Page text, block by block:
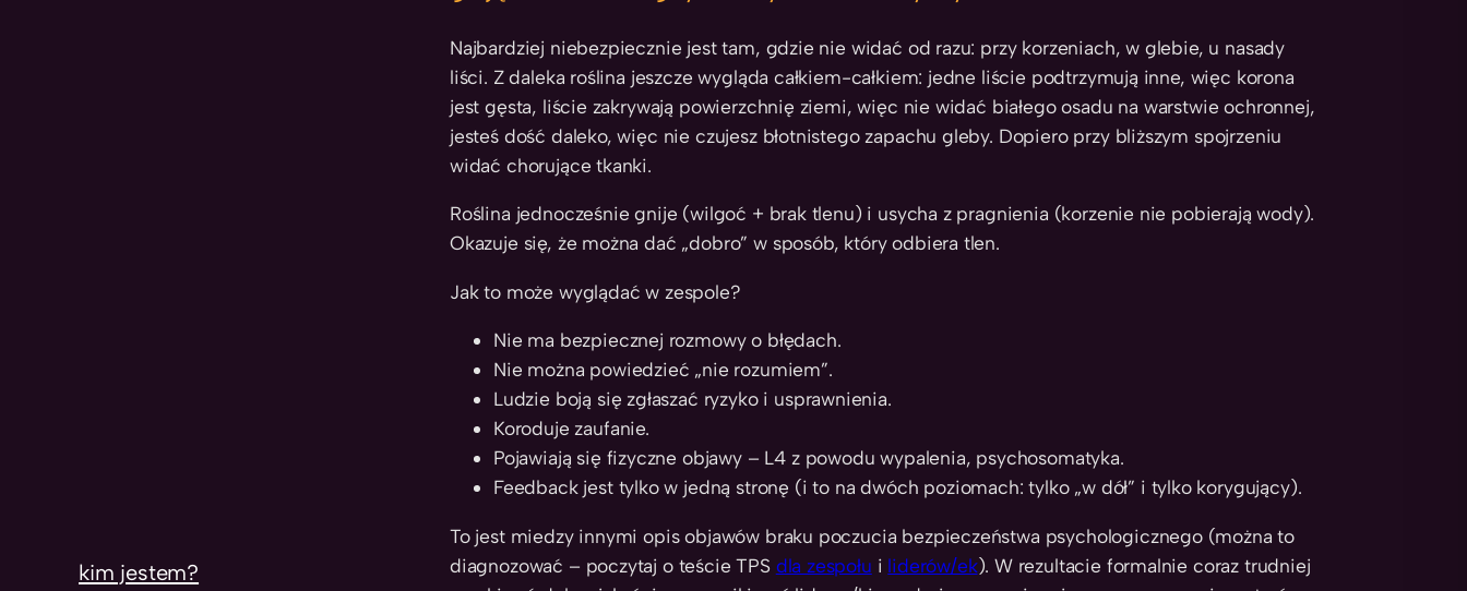
kim jestem?
Najbardziej niebezpiecznie jest tam, gdzie nie widać od razu: przy korzeniach, w glebie, u nasady
liści. Z daleka roślina jeszcze wygląda całkiem-całkiem: jedne liście podtrzymują inne, więc korona
jest gęsta, liście zakrywają powierzchnię ziemi, więc nie widać białego osadu na warstwie ochronnej,
jesteś dość daleko, więc nie czujesz błotnistego zapachu gleby. Dopiero przy bliższym spojrzeniu
widać chorujące tkanki.
Roślina jednocześnie gnije (wilgoć + brak tlenu) i usycha z pragnienia (korzenie nie pobierają wody).
Okazuje się, że można dać „dobro” w sposób, który odbiera tlen.
Jak to może wyglądać w zespole?
Nie ma bezpiecznej rozmowy o błędach.
Nie można powiedzieć „nie rozumiem”.
Ludzie boją się zgłaszać ryzyko i usprawnienia.
Koroduje zaufanie.
Pojawiają się fizyczne objawy – L4 z powodu wypalenia, psychosomatyka.
Feedback jest tylko w jedną stronę (i to na dwóch poziomach: tylko „w dół” i tylko korygujący).
To jest miedzy innymi opis objawów braku poczucia bezpieczeństwa psychologicznego (można to
diagnozować – poczytaj o teście TPS dla zespołu i liderów/ek). W rezultacie formalnie coraz trudniej